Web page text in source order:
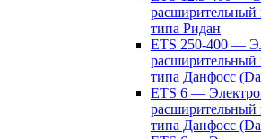
расширительный
типа Ридан
ETS 250-400 —
расширительный
типа Данфосс
ETS 6 —
расширительный
типа Данфосс